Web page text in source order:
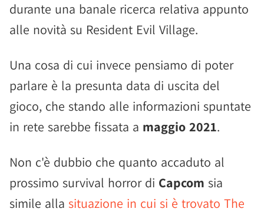
durante una banale ricerca relativa appunto
alle novità su Resident Evil Village.
Una cosa di cui invece pensiamo di poter
parlare è la presunta data di uscita del
gioco, che stando alle informazioni spuntate
in rete sarebbe fissata a maggio 2021.
Non c'è dubbio che quanto accaduto al
prossimo survival horror di Capcom sia
simile alla situazione in cui si è trovato The